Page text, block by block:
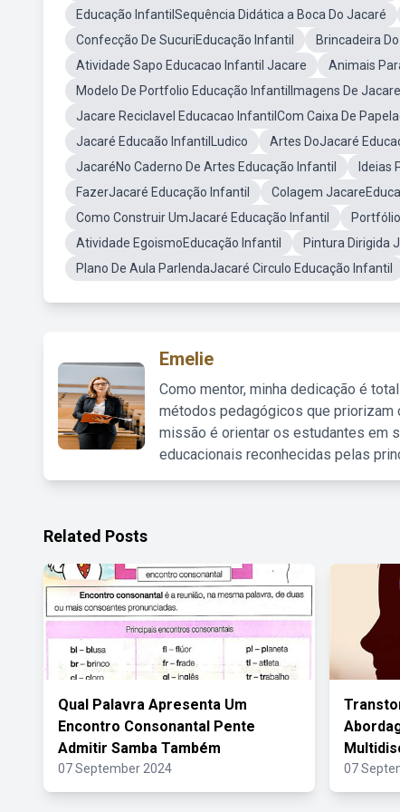
Educação InfantilSequência Didática a Boca Do Jacaré
Confecção De SucuriEducação Infantil
Brincadeira
Atividade Sapo Educacao Infantil Jacare
Animais
Modelo De Portfolio Educação InfantilImagens De Jacare
Jacare Reciclavel Educacao InfantilCom Caixa De
Jacaré Educaão InfantilLudico
Artes DoJacaré
JacaréNo Caderno De Artes Educação Infantil
Ideias
FazerJacaré Educação Infantil
Colagem
Como Construir UmJacaré Educação Infantil
Atividade EgoismoEducação Infantil
Pintura Dirigida
Plano De Aula ParlendaJacaré Circulo Educação Infantil
Emelie
Como mentor, minha dedicação é
métodos pedagógicos que priorizam
missão é orientar os estudantes em
educacionais reconhecidas pelas
Related Posts
Qual Palavra Apresenta Um
Encontro Consonantal Pente
Admitir Samba Também
07 September 2024 07